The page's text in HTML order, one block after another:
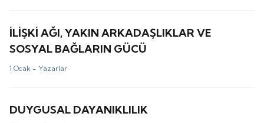
İLİŞKİ AĞI, YAKIN ARKADAŞLIKLAR VE
SOSYAL BAĞLARIN GÜCÜ
1 Ocak - Yazarlar
DUYGUSAL DAYANIKLILIK